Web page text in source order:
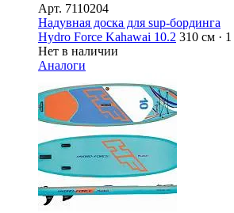
Арт. 7110204
Надувная доска для sup-бординга
Hydro Force Kahawai 10.2 310 см · 1
Нет в наличии
Аналоги